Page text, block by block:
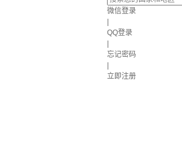
微信登录
QQ登录
忘记密码
立即注册